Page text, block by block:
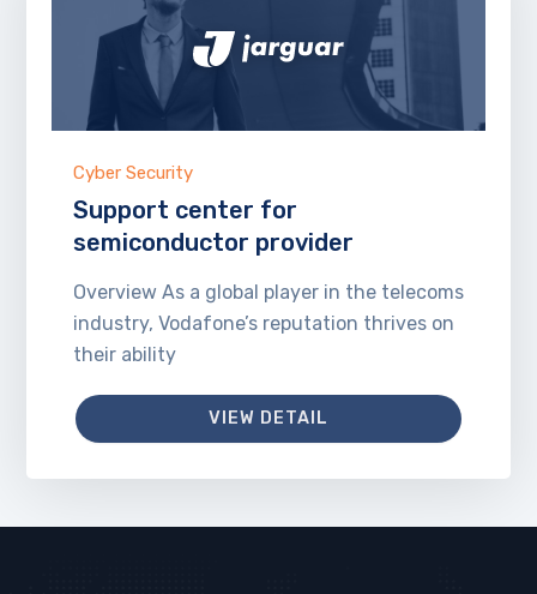
Cyber Security
Support center for
semiconductor provider
Overview As a global player in the telecoms
industry, Vodafone’s reputation thrives on
their ability
VIEW DETAIL